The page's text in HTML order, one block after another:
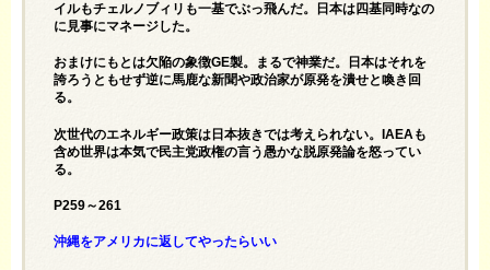
イルもチェルノブィリも一基でぶっ飛んだ。日本は四基同時なの
に見事にマネージした。
おまけにもとは欠陥の象徴GE製。まるで神業だ。日本はそれを
誇ろうともせず逆に馬鹿な新聞や政治家が原発を潰せと喚き回
る。
次世代のエネルギー政策は日本抜きでは考えられない。IAEAも
含め世界は本気で民主党政権の言う愚かな脱原発論を怒ってい
る。
P259～261
沖縄をアメリカに返してやったらいい